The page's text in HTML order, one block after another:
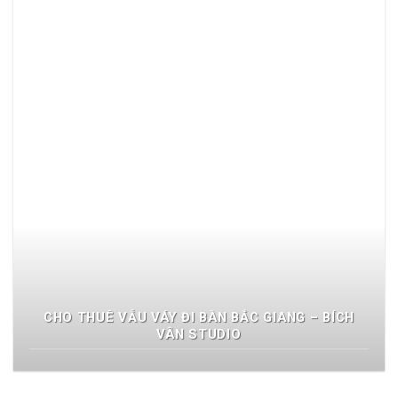
CHO THUÊ VẪU VÁY ĐI BÀN BẮC GIANG – BÍCH
VÂN STUDIO